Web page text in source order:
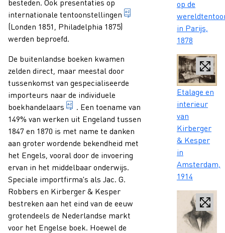
besteden. Ook presentaties op
internationale tentoonstellingen
instelling, meestal van
(Londen 1851, Philadelphia 1875)
werden beproefd.
De buitenlandse boeken kwamen
zelden direct, maar meestal door
tussenkomst van gespecialiseerde
importeurs naar de individuele
boekhandelaars
iemand wiens beroep het is boeken te
. Een toename van
149% van werken uit Engeland tussen
1847 en 1870 is met name te danken
aan groter wordende bekendheid met
het Engels, vooral door de invoering
ervan in het middelbaar onderwijs.
Speciale importfirma's als Jac. G.
Robbers en Kirberger & Kesper
bestreken aan het eind van de eeuw
grotendeels de Nederlandse markt
voor het Engelse boek. Hoewel de
op de
in Parijs,
1878
Caption
Etalage en
interieur
van
Kirberger
& Kesper
in
Amsterdam,
1914